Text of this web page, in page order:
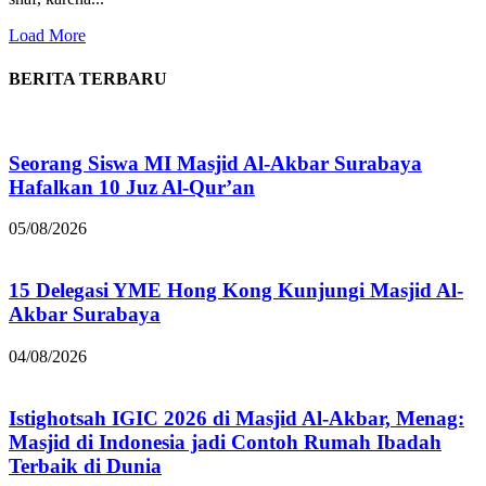
Load More
BERITA TERBARU
Seorang Siswa MI Masjid Al-Akbar Surabaya
Hafalkan 10 Juz Al-Qur’an
05/08/2026
15 Delegasi YME Hong Kong Kunjungi Masjid Al-
Akbar Surabaya
04/08/2026
Istighotsah IGIC 2026 di Masjid Al-Akbar, Menag:
Masjid di Indonesia jadi Contoh Rumah Ibadah
Terbaik di Dunia